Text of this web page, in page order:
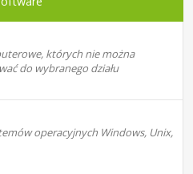
których nie można
do wybranego działu
operacyjnych Windows, Unix,